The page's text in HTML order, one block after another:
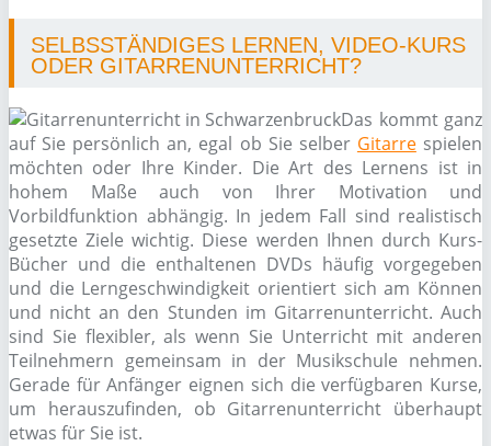
SELBSSTÄNDIGES LERNEN, VIDEO-KURS
ODER GITARRENUNTERRICHT?
Das kommt ganz
auf Sie persönlich an, egal ob Sie selber Gitarrespielen
möchten oder Ihre Kinder. Die Art des Lernens ist in
hohem Maße auch von Ihrer Motivation und
Vorbildfunktion abhängig. In jedem Fall sind realistisch
gesetzte Ziele wichtig. Diese werden Ihnen durch Kurs-
Bücher und die enthaltenen DVDs häufig vorgegeben
und die Lerngeschwindigkeit orientiert sich am Können
und nicht an den Stunden im Gitarrenunterricht. Auch
sind Sie flexibler, als wenn Sie Unterricht mit anderen
Teilnehmern gemeinsam in der Musikschule nehmen.
Gerade für Anfänger eignen sich die verfügbaren Kurse,
um herauszufinden, ob Gitarrenunterricht überhaupt
etwas für Sie ist.